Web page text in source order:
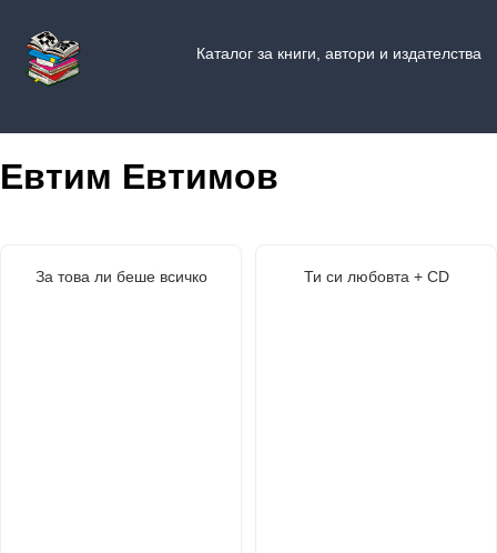
Каталог за книги, автори и издателства
Евтим Евтимов
За това ли беше всичко Ти си любовта + CD